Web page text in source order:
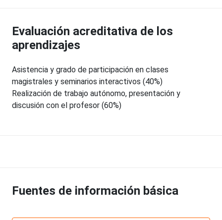
Evaluación acreditativa de los
aprendizajes
Asistencia y grado de participación en clases
magistrales y seminarios interactivos (40%)
Realización de trabajo autónomo, presentación y
discusión con el profesor (60%)
Fuentes de información básica